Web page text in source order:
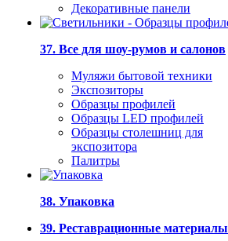
Декоративные панели
37. Все для шоу-румов и салонов
Муляжи бытовой техники
Экспозиторы
Образцы профилей
Образцы LED профилей
Образцы столешниц для
экспозитора
Палитры
38. Упаковка
39. Реставрационные материалы